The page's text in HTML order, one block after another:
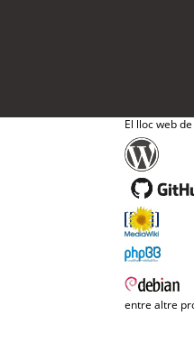
El lloc web
entre altre